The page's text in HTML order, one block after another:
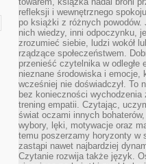
refleksji i wewnętrznego
po książki z różnych powodów.
nich wiedzy, inni odpoczynku,
zrozumieć siebie, ludzi wokół
rządzące społeczeństwem.
przenieść czytelnika w odległe
nieznane środowiska i emocje,
wcześniej nie doświadczył. To
bez konieczności wychodzenia
trening empatii. Czytając,
świat oczami innych
wybory, lęki, motywacje oraz
temu poszerzamy horyzonty w
zastąpi nawet najbardziej
Czytanie rozwija także język.